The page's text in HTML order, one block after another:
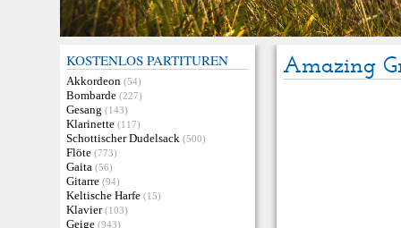
KOSTENLOS PARTITUREN
Akkordeon (54)
Bombarde (227)
Gesang (143)
Klarinette (117)
Schottischer Dudelsack (500)
Flöte (773)
Gaita (56)
Gitarre (94)
Keltische Harfe (15)
Klavier (103)
Geige (943)
Amazing